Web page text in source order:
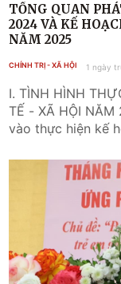
TỔNG QUAN
2024 VÀ KẾ HOẠCH PHÁT TRIỂN KINH TẾ - XÃ HỘI
NĂM 2025
CHÍNH TRỊ - XÃ HỘI 1 ngày
I. TÌNH HÌNH THỰC HIỆN KẾ HOẠCH PHÁT TRIỂN KINH TẾ - XÃ HỘI NĂM 20241.1. Năm 2024, Hải Dương bước vào thực hiện kế hoạch phát triển kinh tế - xã hội trong bối cảnh tình hình thế giới, khu vực biến động xuất hiện nhiều "điểm nóng". Thiên tai, biến đổi khí hậu, dịch bệnh và các vấn đề an ninh khó lường hơn. Trong nước, tình hình chính trị - xã hội và kinh tế vĩ mô giữ ổn định, kiểm soát được lạm phát. Trong tỉnh, bão số 03 (siêu bão Yagi) gây thiệt hại lớn về người và tài sản, ảnh hưởng trực tiếp đến kế hoạch phát triển kinh tế - xã hội. Công tác lãnh đạo, chỉ đạo, điều hành đối mặt với sức ép lớn, vừa tập trung giải quyết những vấn đề phức tạp phát sinh, thích ứng với các diễn biến bất lợi vừa khai thác hiệu quả các cơ hội để thúc đẩy tăng trưởng, phát triển kinh tế - xã hội. Nhờ sự vào cuộc quyết liệt của cả hệ thống chính trị, cùng với sự nỗ lực cố gắng của cộng đồng doanh nghiệp và nhân dân, đặc biệt là sự chỉ đạo trực tiếp của lãnh đạo tỉnh trong triển khai thực hiện "chỉ bàn làm, không bàn lùi", các cấp, các ngành trong tỉnh đã thực hiện quyết liệt, nỗ lực hoàn thành cao nhất các nhiệm vụ, mục tiêu và khối lượng công việc lớn. Tỉnh Hải Dương đã đạt được nhiều kết quả quan trọng, khá toàn diện, cơ bản hoàn thành các mục tiêu, nhiệm vụ kế hoạch năm 2024, dự kiến vượt và đạt 13/15 chỉ tiêu chủ yếu đã đề ra (08 chỉ tiêu vượt và 05 chỉ tiêu đạt kế hoạch; 02 chỉ tiêu không hoàn thành). Trong đó, có 06 điểm nổi bật nhất là: (1) Tăng trưởng kinh tế đứng thứ 06/63 tỉnh, thành phố trong cả nước, ước tăng 10,2% (vượt mục tiêu tăng trên 9%). Hoàn thành vượt 46,7% dự toán thu ngân sách nhà nước năm 2024; (2) Tập trung đầu tư hoàn thiện hệ thống kết cấu hạ tầng đồng bộ, nhất là công trình giao thông trọng điểm, quan trọng kết nối liên vùng hoàn thành mở rộng không gian phát triển mới; hoàn thiện hạ tầng đô thị thị xã Kinh Môn đã được công nhận là đô thị loại III; (3) Quyết liệt thực hiện các giải pháp cải thiện môi trường đầu tư kinh doanh, tháo gỡ vướng mắc, khó khăn, đẩy nhanh tiến độ thực hiện dự án và giải ngân các nguồn vốn đầu tư; (4) Kịp thời ban hành thực hiện nhiều chính sách về an sinh xã hội; hoàn thành toàn bộ các chỉ tiêu về xã hội, đời sống vật chất, tinh thần của nhân dân không ngừng được nâng lên; (5) Chủ động ứng phó, khắc phục kịp thời hậu quả cơn bão số 03; (6) Tăng cường tiềm lực quốc phòng, an ninh; an ninh chính trị, trật tự, an toàn xã hội trên địa bàn tỉnh ổn định, được giữ vững. 1.2. Kết quả phát triển các ngành, lĩnh vực- Lĩnh vực kinh tế: Năm 2024, ước tổng sản phẩm trên địa bàn tỉnh (GRDP) tăng 10,2% (đạt mục tiêu tăng trên 10% theo kịch bản xây dựng tháng 9 năm 2024), trong đó, giá trị tăng thêm của ngành Nông, lâm, thủy sản tăng 2,1%; Công nghiệp - Xây dựng tăng 13,1%; Dịch vụ tăng 7,5%; Thuế sản phẩm trừ trợ cấp sản phẩm tăng 8,8%. Quy mô GRDP (theo giá hiện hành) đạt 212.386 tỷ đồng, tăng gấp gần 1,13 lần so với năm 2023; cơ cấu kinh tế tiếp tục chuyển dịch theo đúng hướng, tỷ trọng các ngành Nông, lâm, thủy sản - Công nghiệp, xây dựng - Dịch vụ và thuế sản phẩm trừ trợ cấp sản phẩm tương ứng là 8,3%-56,7%-26,3%-8,7%; cụ thể: + Lĩnh vực nông nghiệp duy trì được tốc độ tăng trưởng khá, hoàn thành các chỉ tiêu kế hoạch giao; các hình